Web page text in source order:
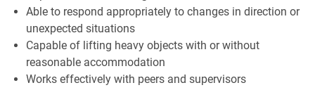
Able to respond appropriately to changes in direction or
unexpected situations
Capable of lifting heavy objects with or without
reasonable accommodation
Works effectively with peers and supervisors